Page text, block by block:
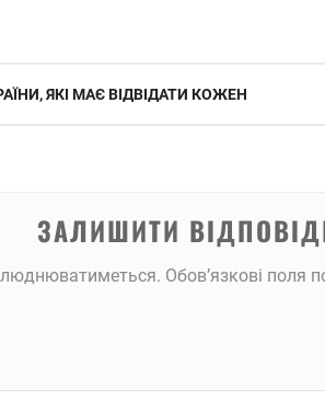
ЯКІ МАЄ ВІДВІДАТИ КОЖЕН
ЗАЛИШИТИ
Обов’язкові поля